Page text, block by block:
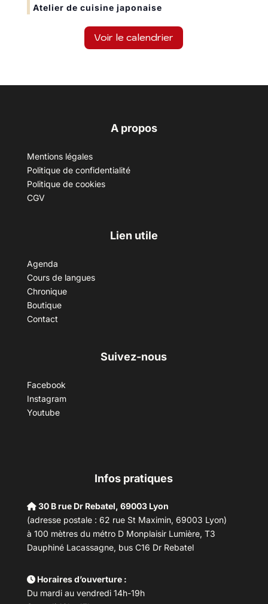
Atelier de cuisine japonaise
Voir le calendrier
A propos
Mentions légales
Politique de confidentialité
Politique de cookies
CGV
Lien utile
Agenda
Cours de langues
Chronique
Boutique
Contact
Suivez-nous
Facebook
Instagram
Youtube
Infos pratiques
30 B rue Dr Rebatel, 69003 Lyon
(adresse postale : 62 rue St Maximin, 69003 Lyon)
à 100 mètres du métro D Monplaisir Lumière, T3
Dauphiné Lacassagne, bus C16 Dr Rebatel
Horaires d’ouverture :
Du mardi au vendredi 14h-19h